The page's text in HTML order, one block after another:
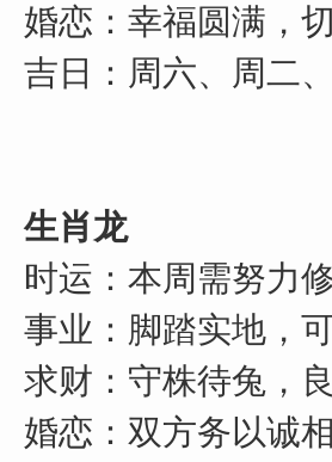
婚恋：幸福圆满，
吉日：周六、周二
生肖龙
时运：本周需努力
事业：脚踏实地，可
求财：守株待兔，良
婚恋：双方务以诚